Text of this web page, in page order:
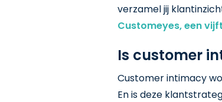
verzamel jij
Customeyes, een
Is customer
Customer intimacy
En is deze